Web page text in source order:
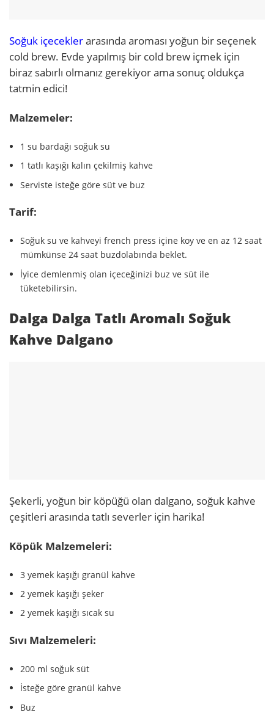
Soğuk içeceklerarasında aroması yoğun bir seçenek
cold brew. Evde yapılmış bir cold brew içmek için
biraz sabırlı olmanız gerekiyor ama sonuç oldukça
tatmin edici!
Malzemeler:
1 su bardağı soğuk su
1 tatlı kaşığı kalın çekilmiş kahve
Serviste isteğe göre süt ve buz
Tarif:
Soğuk su ve kahveyi french press içine koy ve en az 12 saat
mümkünse 24 saat buzdolabında beklet.
İyice demlenmiş olan içeceğinizi buz ve süt ile
tüketebilirsin.
Dalga Dalga Tatlı Aromalı Soğuk
Kahve Dalgano
Şekerli, yoğun bir köpüğü olan dalgano, soğuk kahve
çeşitleri arasında tatlı severler için harika!
Köpük Malzemeleri:
3 yemek kaşığı granül kahve
2 yemek kaşığı şeker
2 yemek kaşığı sıcak su
Sıvı Malzemeleri:
200 ml soğuk süt
İsteğe göre granül kahve
Buz